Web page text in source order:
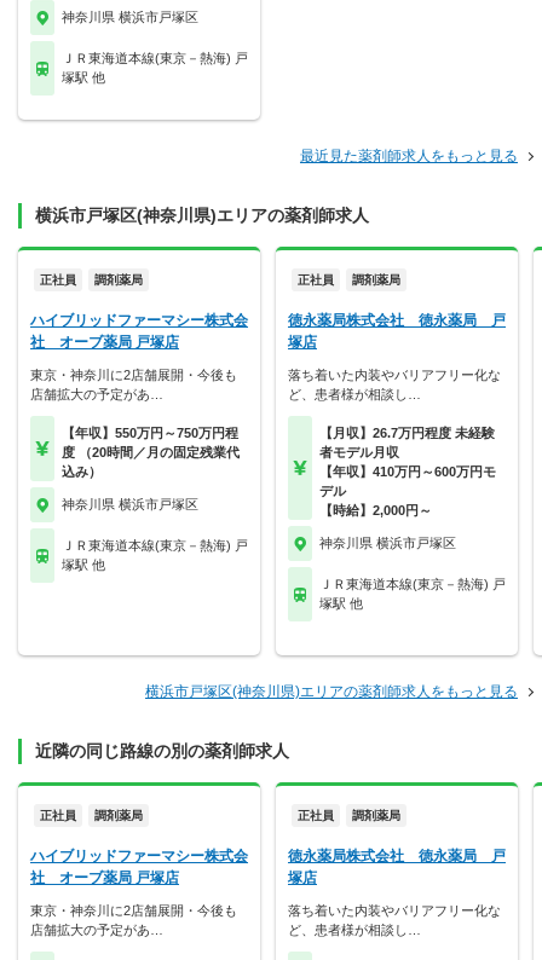
神奈川県 横浜市戸塚区
ＪＲ東海道本線(東京－熱海) 戸
塚駅 他
最近見た薬剤師求人をもっと見る
横浜市戸塚区(神奈川県)エリアの薬剤師求人
正社員 調剤薬局
ハイブリッドファーマシー株式会
社 オーブ薬局 戸塚店
東京・神奈川に2店舗展開・今後も
店舗拡大の予定があ…
【年収】550万円～750万円程
度 （20時間／月の固定残業代
込み）
神奈川県 横浜市戸塚区
ＪＲ東海道本線(東京－熱海) 戸
塚駅 他
正社員 調剤薬局
徳永薬局株式会社 徳永薬局 戸
塚店
落ち着いた内装やバリアフリー化な
ど、患者様が相談し…
【月収】26.7万円程度 未経験
者モデル月収
【年収】410万円～600万円モ
デル
【時給】2,000円～
神奈川県 横浜市戸塚区
ＪＲ東海道本線(東京－熱海) 戸
塚駅 他
横浜市戸塚区(神奈川県)エリアの薬剤師求人をもっと見る
近隣の同じ路線の別の薬剤師求人
正社員 調剤薬局
ハイブリッドファーマシー株式会
社 オーブ薬局 戸塚店
東京・神奈川に2店舗展開・今後も
店舗拡大の予定があ…
正社員 調剤薬局
徳永薬局株式会社 徳永薬局 戸
塚店
落ち着いた内装やバリアフリー化な
ど、患者様が相談し…